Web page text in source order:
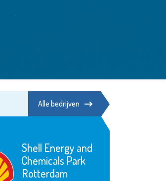
Alle bedrijven
Shell Energy and
Chemicals Park
Rotterdam